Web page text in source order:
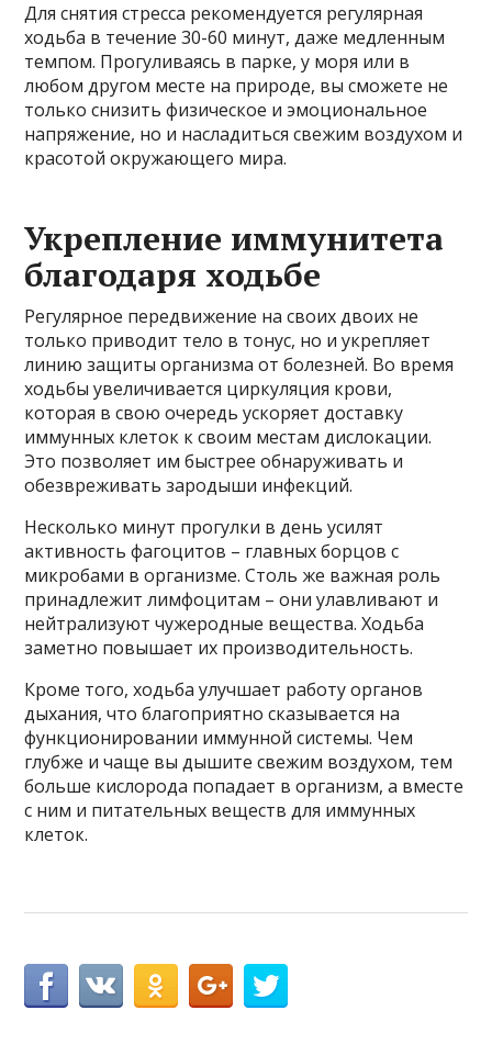
Для снятия стресса рекомендуется регулярная
ходьба в течение 30-60 минут, даже медленным
темпом. Прогуливаясь в парке, у моря или в
любом другом месте на природе, вы сможете не
только снизить физическое и эмоциональное
напряжение, но и насладиться свежим воздухом и
красотой окружающего мира.
Укрепление иммунитета
благодаря ходьбе
Регулярное передвижение на своих двоих не
только приводит тело в тонус, но и укрепляет
линию защиты организма от болезней. Во время
ходьбы увеличивается циркуляция крови,
которая в свою очередь ускоряет доставку
иммунных клеток к своим местам дислокации.
Это позволяет им быстрее обнаруживать и
обезвреживать зародыши инфекций.
Несколько минут прогулки в день усилят
активность фагоцитов – главных борцов с
микробами в организме. Столь же важная роль
принадлежит лимфоцитам – они улавливают и
нейтрализуют чужеродные вещества. Ходьба
заметно повышает их производительность.
Кроме того, ходьба улучшает работу органов
дыхания, что благоприятно сказывается на
функционировании иммунной системы. Чем
глубже и чаще вы дышите свежим воздухом, тем
больше кислорода попадает в организм, а вместе
с ним и питательных веществ для иммунных
клеток.